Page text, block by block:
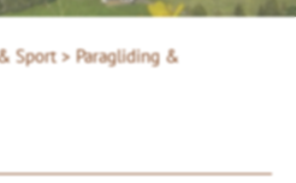
Sport > Paragliding &